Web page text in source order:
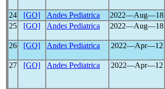
24 [GO] Andes Pediatrica 2022―Aug―18
25
[GO] Andes Pediatrica 2022―Aug―18
26 [GO] Andes Pediatrica 2022―Apr―12
27
[GO] Andes Pediatrica 2022―Apr―12